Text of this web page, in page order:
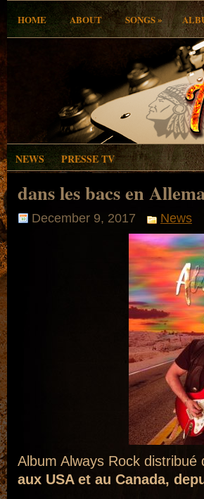
HOME ABOUT SONGS»
NEWS PRESSE TV
dans les bacs en
December 9, 2017 News
Album Always Rock distribué
aux USA et au Canada,